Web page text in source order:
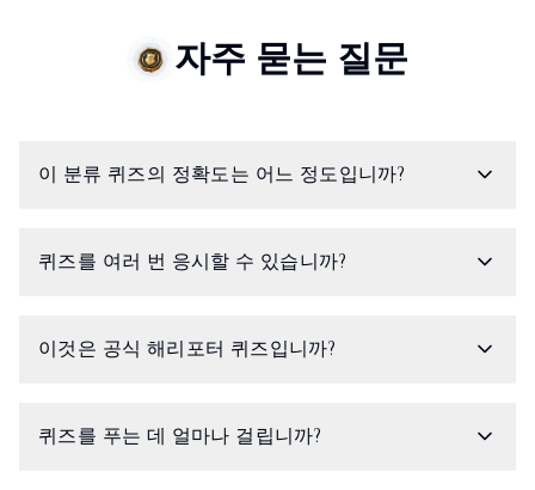
자주 묻는 질문
이 분류 퀴즈의 정확도는 어느 정도입니까?
퀴즈를 여러 번 응시할 수 있습니까?
이것은 공식 해리포터 퀴즈입니까?
퀴즈를 푸는 데 얼마나 걸립니까?